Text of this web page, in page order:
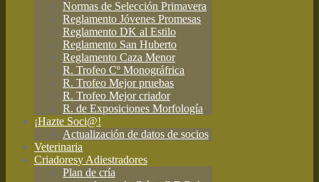
Normas de Selección Primavera
Reglamento Jóvenes Promesas
Reglamento DK al Estilo
Reglamento San Huberto
Reglamento Caza Menor
R. Trofeo Cº Monográfrica
R. Trofeo Mejor pruebas
R. Trofeo Mejor criador
R. de Exposiciones Morfología
¡Hazte Soci@!
Actualización de datos de socios
Veterinaria
Criadoresy Adiestradores
Plan de cría